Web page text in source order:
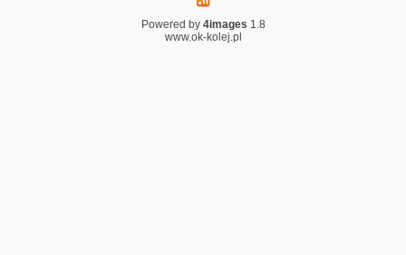
Powered by 4images 1.8
www.ok-kolej.pl